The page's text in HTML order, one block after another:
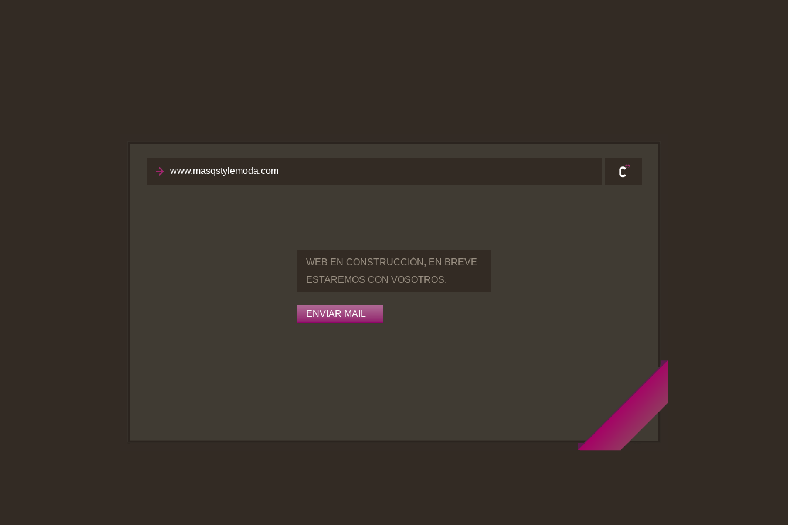
www.masqstylemoda.com
WEB EN CONSTRUCCIÓN, EN BREVE
ESTAREMOS CON VOSOTROS.